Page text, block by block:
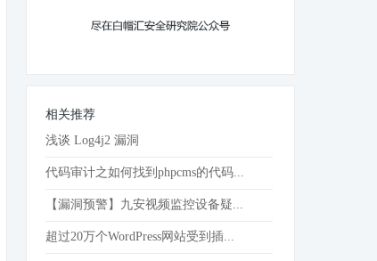
相关推荐
浅谈 Log4j2 漏洞
代码审计之如何找到phpcms的代码...
【漏洞预警】九安视频监控设备疑...
超过20万个WordPress网站受到插...